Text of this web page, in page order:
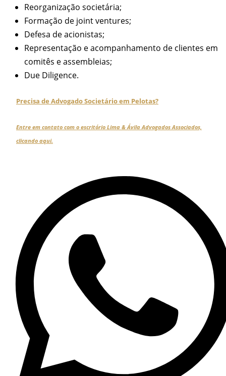
Reorganização societária;
Formação de joint ventures;
Defesa de acionistas;
Representação e acompanhamento de clientes em
comitês e assembleias;
Due Diligence.
Precisa de Advogado Societário em Pelotas?
Entre em contato com o escritório Lima & Ávila Advogados Associados,
clicando aqui.